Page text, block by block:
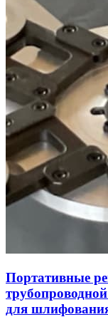
Портативные
для